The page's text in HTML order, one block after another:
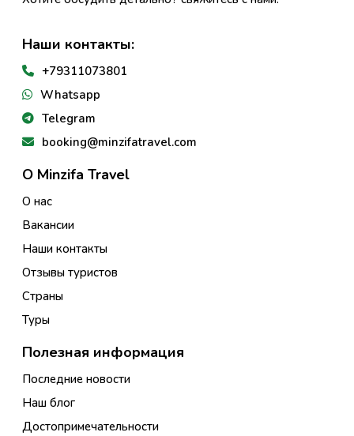
Наши контакты:
+79311073801
Whatsapp
Telegram
booking@minzifatravel.com
О Minzifa Travel
О нас
Вакансии
Наши контакты
Отзывы туристов
Страны
Туры
Полезная информация
Последние новости
Наш блог
Достопримечательности